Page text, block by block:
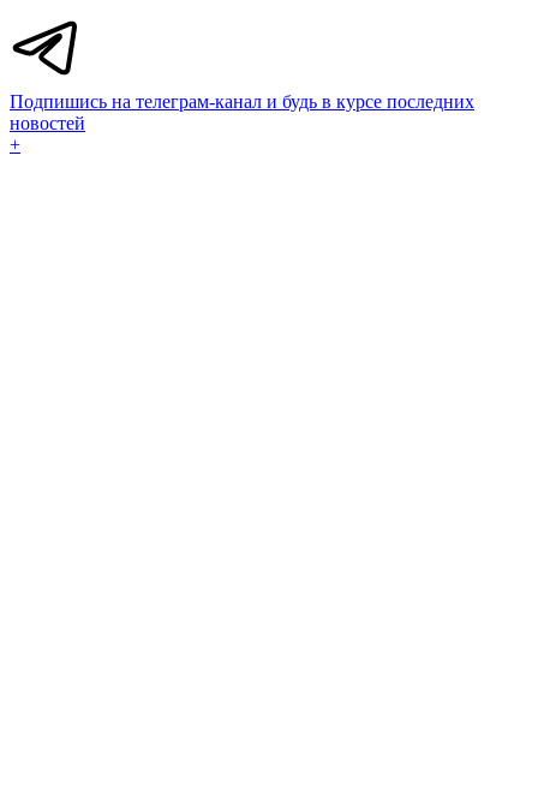
Подпишись на телеграм-канал и будь в курсе последних
новостей
+